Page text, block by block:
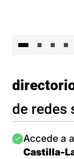
de redes
Imagen
Accede a
Castilla-